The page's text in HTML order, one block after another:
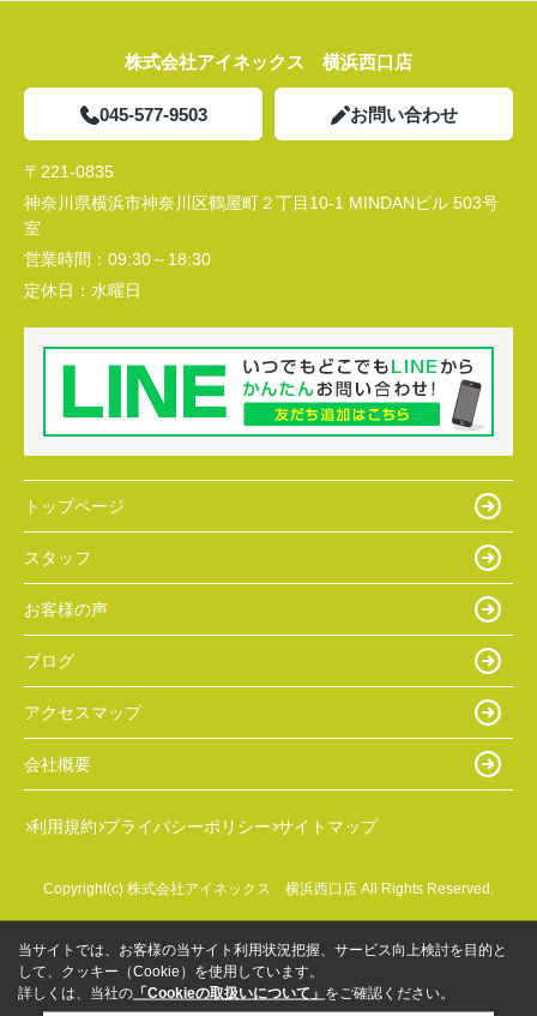
株式会社アイネックス 横浜西口店
045-577-9503 お問い合わせ
〒221-0835
神奈川県横浜市神奈川区鶴屋町２丁目10-1 MINDANビル 503号
室
営業時間： 09:30～18:30
定休日： 水曜日
トップページ
スタッフ
お客様の声
ブログ
アクセスマップ
会社概要
利用規約 プライバシーポリシー サイトマップ
Copyright(c) 株式会社アイネックス 横浜西口店 All Rights Reserved.
当サイトでは、お客様の当サイト利用状況把握、サービス向上検討を目的と
して、クッキー（Cookie）を使用しています。
詳しくは、当社の 「Cookieの取扱いについて」 をご確認ください。